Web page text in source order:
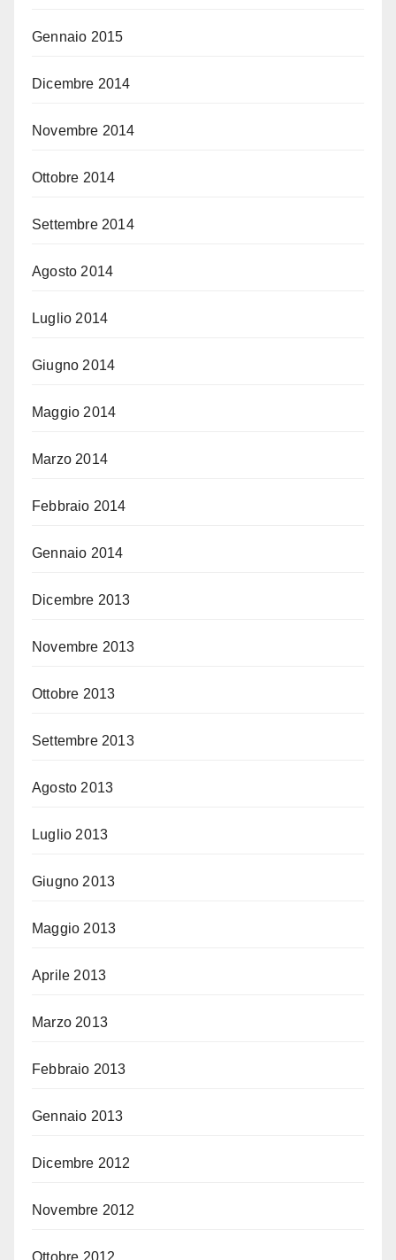
Gennaio 2015
Dicembre 2014
Novembre 2014
Ottobre 2014
Settembre 2014
Agosto 2014
Luglio 2014
Giugno 2014
Maggio 2014
Marzo 2014
Febbraio 2014
Gennaio 2014
Dicembre 2013
Novembre 2013
Ottobre 2013
Settembre 2013
Agosto 2013
Luglio 2013
Giugno 2013
Maggio 2013
Aprile 2013
Marzo 2013
Febbraio 2013
Gennaio 2013
Dicembre 2012
Novembre 2012
Ottobre 2012